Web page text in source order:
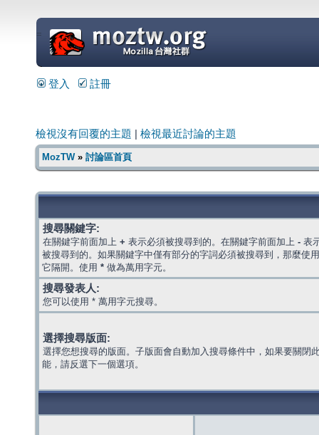
=
登入 註冊
檢視沒有回覆的主題 檢視最近討論的主題
MozTW» 討論區首頁
搜尋關鍵字:
在關鍵字前面加上 + 表示必須被搜尋到的。在關鍵字前面加上 - 表
被搜尋到的。如果關鍵字中僅有部分的字詞必須被搜尋到，那麼使
它隔開。使用 * 做為萬用字元。
搜尋發表人:
您可以使用 * 萬用字元搜尋。
選擇搜尋版面:
選擇您想搜尋的版面。子版面會自動加入搜尋條件中，如果要關閉
能，請反選下一個選項。